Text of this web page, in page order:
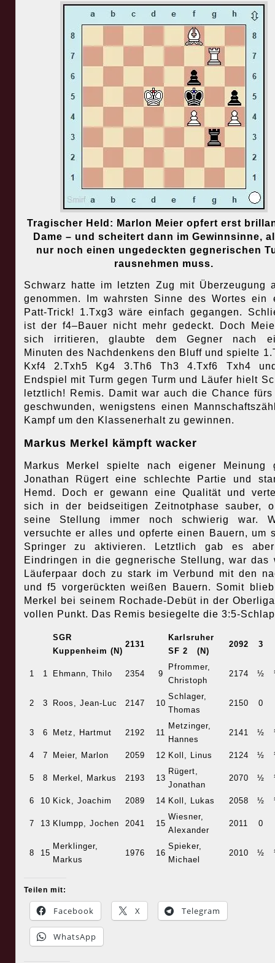
Tragischer Held: Marlon Meier opfert erst
Dame – und scheitert dann im Gewinnsinne,
nur noch einen ungedeckten gegnerischen
rausnehmen muss.
Schwarz hatte im letzten Zug mit Überzeugung
genommen. Im wahrsten Sinne des Wortes ein
Patt-Trick! 1.Txg3 wäre einfach gegangen.
ist der f4–Bauer nicht mehr gedeckt. Doch
sich irritieren, glaubte dem Gegner nach
Minuten des Nachdenkens den Bluff und spielte
Kxf4 2.Txh5 Kg4 3.Th6 Th3 4.Txf6 Txh4
Endspiel mit Turm gegen Turm und Läufer hielt
letztlich! Remis. Damit war auch die Chance fürs
geschwunden, wenigstens einen
Kampf um den Klassenerhalt zu gewinnen.
Markus Merkel kämpft wacker
Markus Merkel spielte nach eigener Meinung
Jonathan Rügert eine schlechte Partie und
Hemd. Doch er gewann eine Qualität und
sich in der beidseitigen Zeitnotphase sauber,
seine Stellung immer noch schwierig war.
versuchte er alles und opferte einen Bauern, um
Springer zu aktivieren. Letztlich gab es
Eindringen in die gegnerische Stellung, war das
Läuferpaar doch zu stark im Verbund mit den
und f5 vorgerückten weißen Bauern. Somit
Merkel bei seinem Rochade-Debüt in der
vollen Punkt. Das Remis besiegelte die 3:5-
SGR
Kuppenheim (N)
2131
Karlsruher
SF 2 (N)
2092 3
1 1 Ehmann, Thilo 2354 9
Pfrommer,
Christoph
2174 ½
2 3 Roos, Jean-Luc 2147 10
Schlager,
Thomas
2150 0
3 6 Metz, Hartmut 2192 11
Metzinger,
Hannes
2141 ½
4 7 Meier, Marlon 2059 12 Koll, Linus 2124 ½
5 8 Merkel, Markus 2193 13
Rügert,
Jonathan
2070 ½
6 10 Kick, Joachim 2089 14 Koll, Lukas 2058 ½
7 13 Klumpp, Jochen 2041 15
Wiesner,
Alexander
2011 0
8 15
Merklinger,
Markus
1976 16
Spieker,
Michael
2010 ½
Teilen mit:
Facebook X Telegram
WhatsApp